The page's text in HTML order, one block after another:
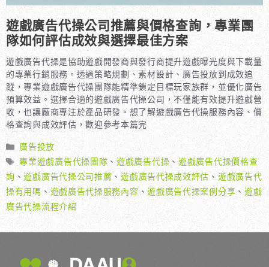
遊戲廣告代操公司推薦與價格查詢，專業團
隊如何評估成效與選擇最佳方案
遊戲廣告代操是協助遊戲開發商與發行商提升遊戲曝光度與下載量
的專業行銷服務。透過策略規劃、素材設計、廣告投放到成效追
蹤，專業遊戲廣告代操團隊能精準鎖定目標玩家族群，並優化廣告
預算效益。選擇合適的遊戲廣告代操公司，不僅能有效提升遊戲營
收，也讓廠商專注於產品研發。想了解遊戲廣告代操服務內容、價
格查詢與成效評估，歡迎參考本篇完
分
類
廣告投放
標
籤
專業遊戲廣告代操團隊 、遊戲廣告代操 、 遊戲廣告代操價格查
詢 、遊戲廣告代操公司推薦 、遊戲廣告代操成效評估 、 遊戲廣告代
操有用嗎 、 遊戲廣告代操服務內容 、遊戲廣告代操案例分享 、 遊戲
廣告代操流程介紹